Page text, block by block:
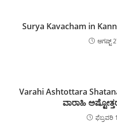
Surya Kavacham in
ಆಗಷ್ಟ್
Varahi Ashtottara
ವಾರಾಹಿ
ಫೆಬ್ರವರಿ